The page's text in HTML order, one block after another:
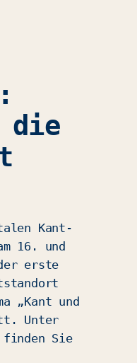
die
Kant-
16. und
erste
„Kant und
Unter
finden Sie